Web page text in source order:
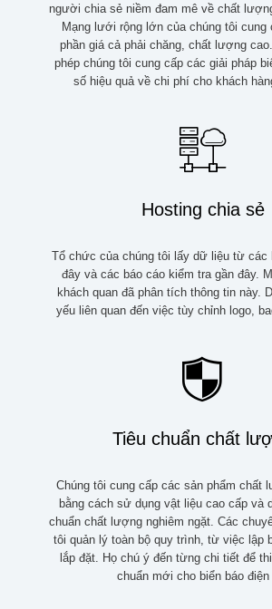
người chia sẻ niềm đam mê về chất
Mạng lưới rộng lớn của chúng tôi cung
phần giá cả phải chăng, chất lượng
phép chúng tôi cung cấp các giải pháp
số hiệu quả về chi phí cho khách
Hosting chia sẻ
Tổ chức của chúng tôi lấy dữ liệu từ các
đây và các báo cáo kiểm tra gần đây.
khách quan đã phân tích thông tin này.
yếu liên quan đến việc tùy chỉnh logo,
Tiêu chuẩn chất
Chúng tôi cung cấp các sản phẩm chất
bằng cách sử dụng vật liệu cao cấp và
chuẩn chất lượng nghiêm ngặt. Các
tôi quản lý toàn bộ quy trình, từ việc lập
lắp đặt. Họ chú ý đến từng chi tiết để
chuẩn mới cho biển báo điện